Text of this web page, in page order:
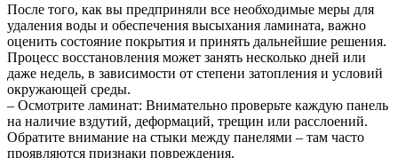
После того, как вы предприняли все необходимые меры для
удаления воды и обеспечения высыхания ламината, важно
оценить состояние покрытия и принять дальнейшие решения.
Процесс восстановления может занять несколько дней или
даже недель, в зависимости от степени затопления и условий
окружающей среды.
– Осмотрите ламинат: Внимательно проверьте каждую панель
на наличие вздутий, деформаций, трещин или расслоений.
Обратите внимание на стыки между панелями – там часто
проявляются признаки повреждения.